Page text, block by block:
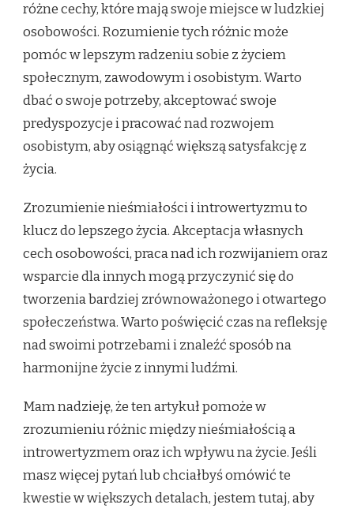
różne cechy, które mają swoje miejsce w ludzkiej
osobowości. Rozumienie tych różnic może
pomóc w lepszym radzeniu sobie z życiem
społecznym, zawodowym i osobistym. Warto
dbać o swoje potrzeby, akceptować swoje
predyspozycje i pracować nad rozwojem
osobistym, aby osiągnąć większą satysfakcję z
życia.
Zrozumienie nieśmiałości i introwertyzmu to
klucz do lepszego życia. Akceptacja własnych
cech osobowości, praca nad ich rozwijaniem oraz
wsparcie dla innych mogą przyczynić się do
tworzenia bardziej zrównoważonego i otwartego
społeczeństwa. Warto poświęcić czas na refleksję
nad swoimi potrzebami i znaleźć sposób na
harmonijne życie z innymi ludźmi.
Mam nadzieję, że ten artykuł pomoże w
zrozumieniu różnic między nieśmiałością a
introwertyzmem oraz ich wpływu na życie. Jeśli
masz więcej pytań lub chciałbyś omówić te
kwestie w większych detalach, jestem tutaj, aby